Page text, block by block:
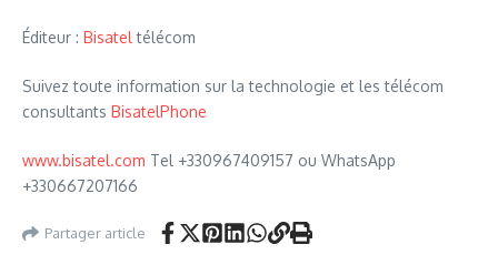
Éditeur : Bisatel télécom
Suivez toute information sur la technologie et les télécom
consultants BisatelPhone
www.bisatel.com Tel +330967409157 ou WhatsApp
+330667207166
Partager article